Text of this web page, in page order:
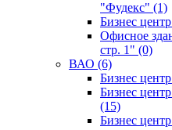
"Фудекс" (1)
Бизнес
Офисное
стр. 1" (0)
ВАО (6)
Бизнес
Бизнес
(15)
Бизнес